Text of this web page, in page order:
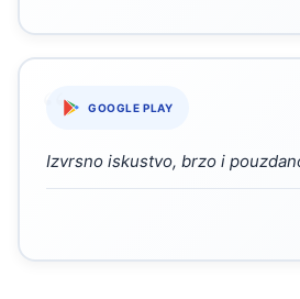
GOOGLE PLAY
“
Izvrsno iskustvo, brzo i